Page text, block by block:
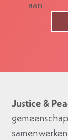
aan
Justice &